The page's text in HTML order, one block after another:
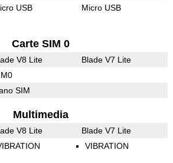
USB Micro USB
Carte SIM 0
V8 Lite Blade V7 Lite
SIM
Multimedia
V8 Lite Blade V7 Lite
VIBRATION